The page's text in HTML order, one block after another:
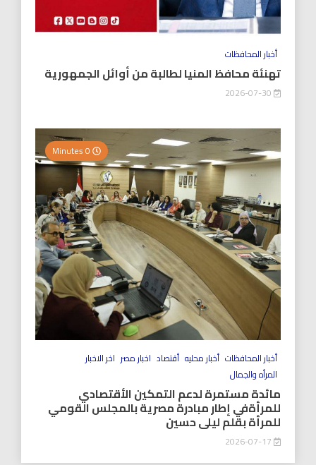
أخبار المحافظات
تهنئة محافظ المنيا لطالبة من أوائل الجمهورية
أخبار المحافظات أخبار محليه أقتصاد اخبار مصر اخر الاخبار
المرأه والجمال
مائدة مستمرة لدعم التمكين الأقتصادي
للمرأةفي إطار مبادرة مصرية بالمجلس القومي
للمرأة بقلم ليلى حسين